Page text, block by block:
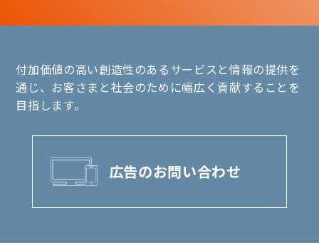
付加価値の高い創造性のあるサービスと情報の提供を
通じ、お客さまと社会のために幅広く貢献することを
目指します。
広告のお問い合わせ